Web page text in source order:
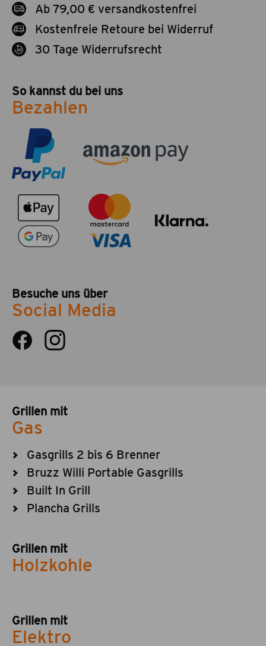
Ab 79,00 € versandkostenfrei
Kostenfreie Retoure bei Widerruf
30 Tage Widerrufsrecht
So kannst du bei uns
Bezahlen
Besuche uns über
Social Media
Grillen mit
Gas
Gasgrills 2 bis 6 Brenner
Bruzz Willi Portable Gasgrills
Built In Grill
Plancha Grills
Grillen mit
Holzkohle
Grillen mit
Elektro